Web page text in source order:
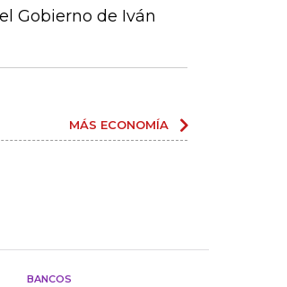
Gobierno de Iván
MÁS ECONOMÍA
BANCOS